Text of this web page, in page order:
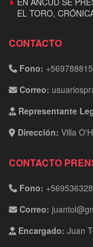
EL TORO,
CONTACTO
Fono:
Correo:
Representante
Dirección: Villa
CONTACTO
Fono:
Correo:
Encargado: Juan